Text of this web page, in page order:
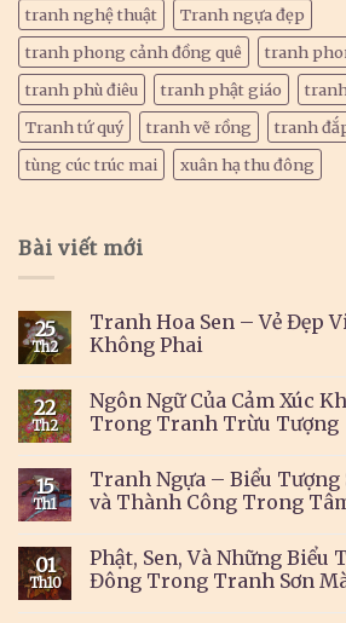
tranh nghệ thuật
Tranh ngựa đẹp
tranh phong cảnh đồng quê
tranh
tranh phù điêu
tranh phật giáo
Tranh tứ quý
tranh vẽ rồng tranh
tùng cúc trúc mai
xuân hạ thu đông
Bài viết mới
25
Th2
Tranh Hoa Sen – Vẻ Đẹp
Không Phai
22
Th2
Ngôn Ngữ Của Cảm Xúc
Trong Tranh Trừu Tượng
15
Th1
Tranh Ngựa – Biểu Tượng
và Thành Công Trong
01
Th10
Phật, Sen, Và Những Biểu
Đông Trong Tranh Sơn